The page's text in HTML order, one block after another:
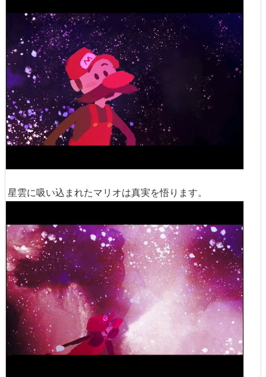
星雲に吸い込まれたマリオは真実を悟ります。